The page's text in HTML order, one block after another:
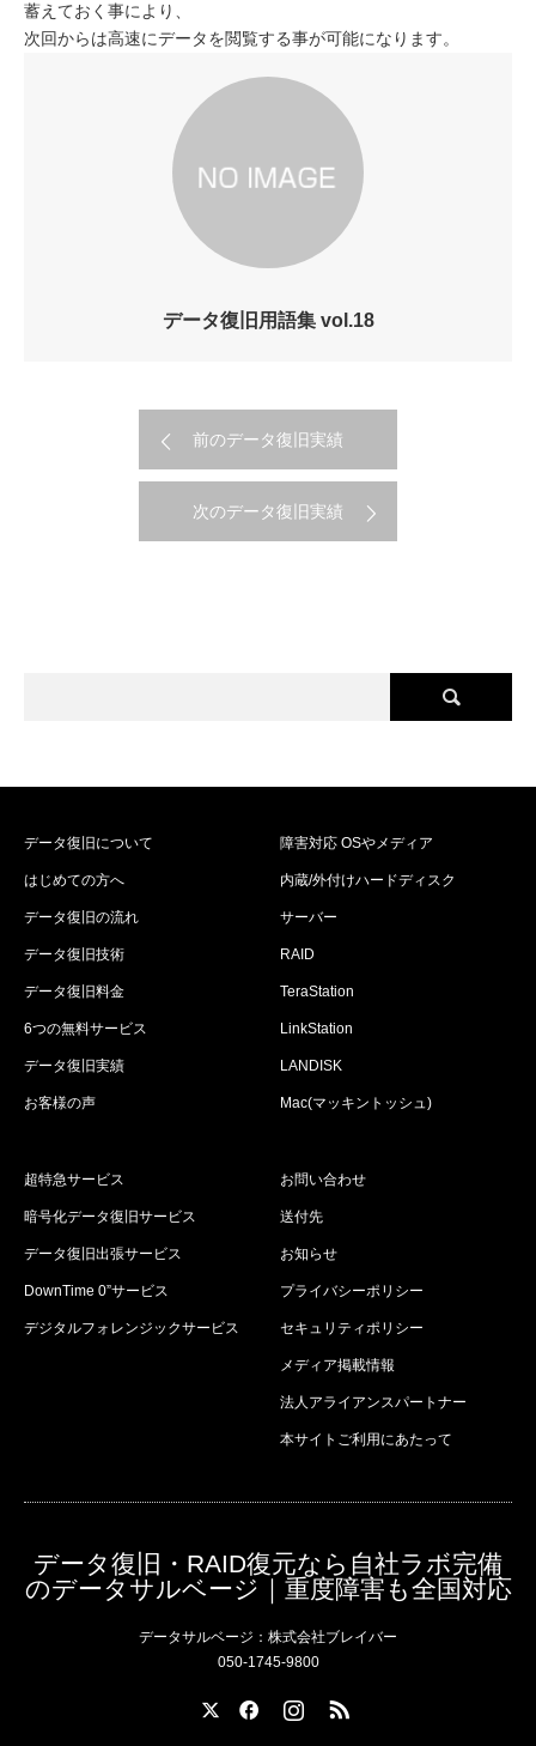
蓄えておく事により、
次回からは高速にデータを閲覧する事が可能になります。
データ復旧用語集 vol.18
前のデータ復旧実績
次のデータ復旧実績
データ復旧について
はじめての方へ
データ復旧の流れ
データ復旧技術
データ復旧料金
6つの無料サービス
データ復旧実績
お客様の声
障害対応 OSやメディア
内蔵/外付けハードディスク
サーバー
RAID
TeraStation
LinkStation
LANDISK
Mac(マッキントッシュ)
超特急サービス
暗号化データ復旧サービス
データ復旧出張サービス
DownTime 0”サービス
デジタルフォレンジックサービス
お問い合わせ
送付先
お知らせ
プライバシーポリシー
セキュリティポリシー
メディア掲載情報
法人アライアンスパートナー
本サイトご利用にあたって
データ復旧・RAID復元なら自社ラボ完備
のデータサルベージ｜重度障害も全国対応
データサルベージ：株式会社ブレイバー
050-1745-9800